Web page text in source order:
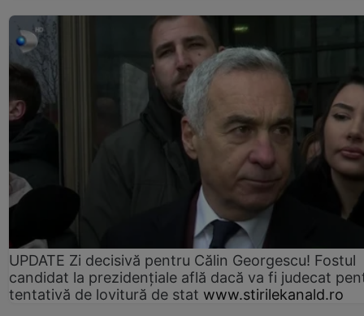
UPDATE Zi decisivă pentru Călin Georgescu! Fostul
candidat la prezidențiale află dacă va fi judecat
tentativă de lovitură de stat www.stirilekanald.ro